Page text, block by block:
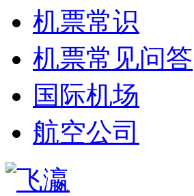
机票常识
机票常见问答
国际机场
航空公司